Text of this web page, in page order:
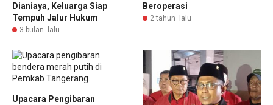
Dianiaya, Keluarga Siap
Tempuh Jalur Hukum
3 bulan lalu
Beroperasi
2 tahun lalu
Upacara Pengibaran